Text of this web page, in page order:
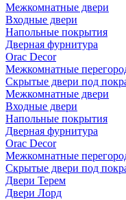
Межкомнатные двери
Входные двери
Напольные покрытия
Дверная фурнитура
Orac Decor
Межкомнатные
Скрытые двери под
Межкомнатные двери
Входные двери
Напольные покрытия
Дверная фурнитура
Orac Decor
Межкомнатные
Скрытые двери под
Двери Терем
Двери Лорд